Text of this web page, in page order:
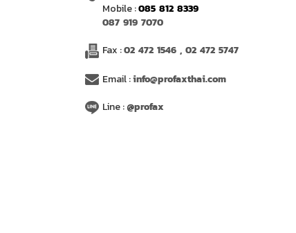
Mobile :085 812 8339
087 919 7070
Fax :02 472 1546 , 02 472 5747
Email :info@profaxthai.com
Line : @profax